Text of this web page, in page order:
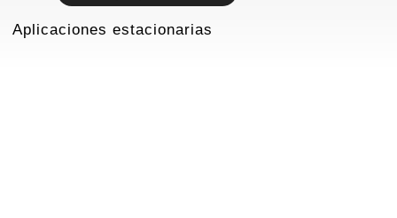
Aplicaciones estacionarias